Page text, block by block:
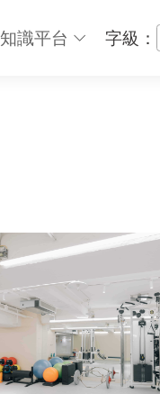
知識平台 字級：